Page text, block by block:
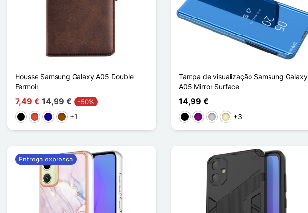
Housse Samsung Galaxy A05 Double
Fermoir
7,49 € 14,99 € -50%
PretoVermelhoAzul Escuro
Castanho
+1
Tampa de visualização Samsung Galaxy
A05 Mirror Surface
14,99 €
PretoPúrpura
PrataOuro+3
Entrega expressa